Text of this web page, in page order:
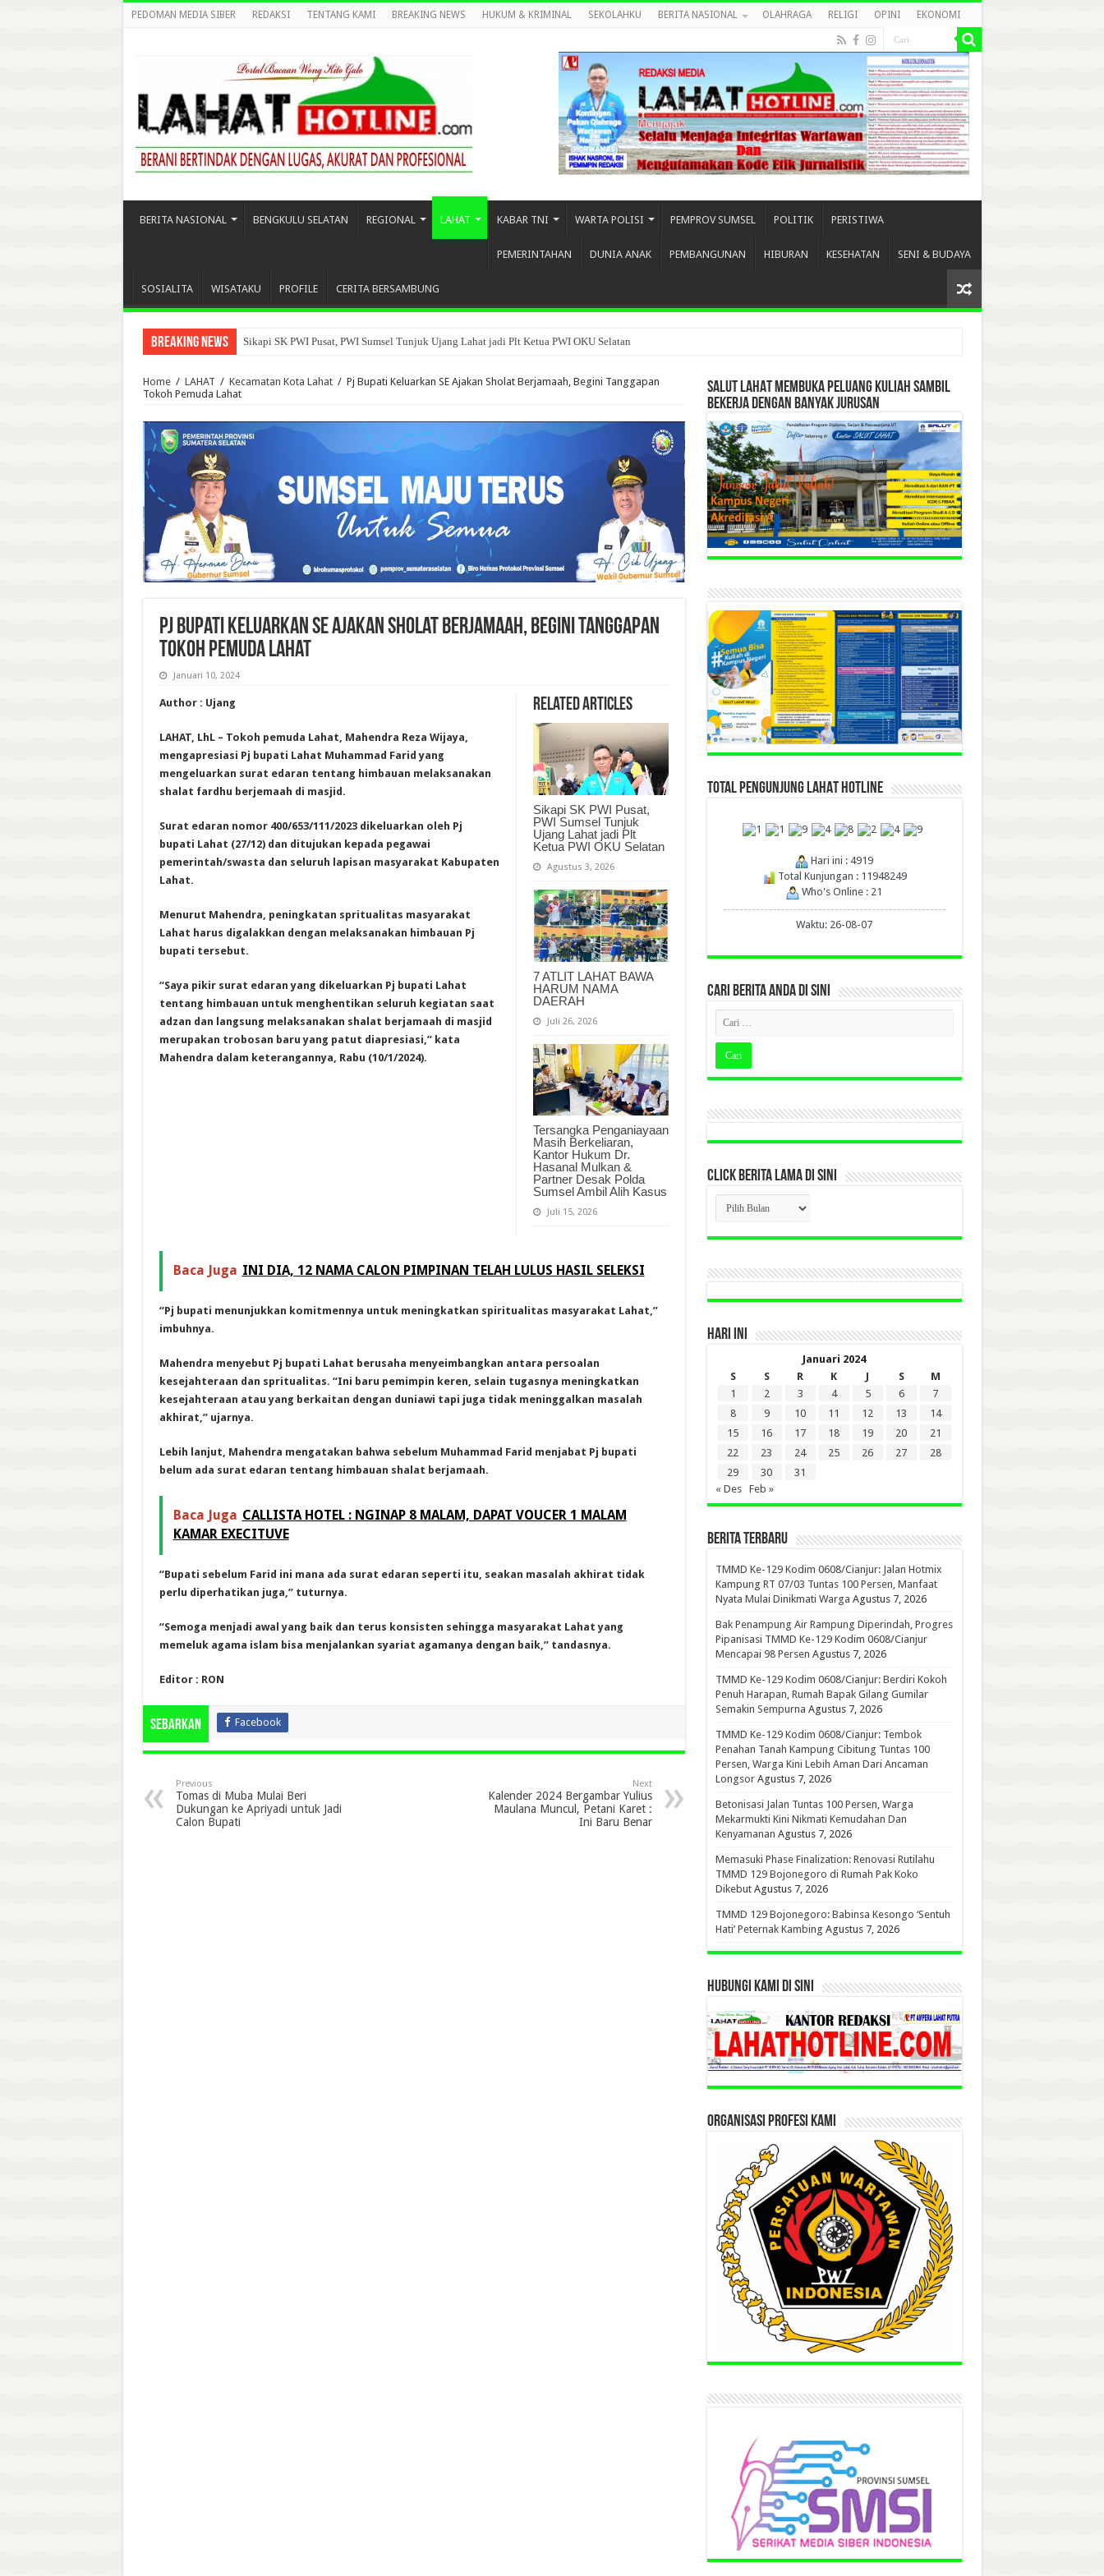
PEDOMAN MEDIA SIBER REDAKSI TENTANG KAMI BREAKING NEWS HUKUM & KRIMINAL SEKOLAHKU BERITA NASIONAL OLAHRAGA RELIGI OPINI EKONOMI
BERITA NASIONAL BENGKULU SELATAN REGIONAL LAHAT KABAR TNI WARTA POLISI PEMPROV SUMSEL POLITIK PERISTIWA
PEMERINTAHAN DUNIA ANAK PEMBANGUNAN HIBURAN KESEHATAN SENI & BUDAYA
SOSIALITA WISATAKU PROFILE CERITA BERSAMBUNG
Breaking News Sikapi SK PWI Pusat, PWI Sumsel Tunjuk Ujang Lahat jadi Plt Ketua PWI OKU Selatan
Home / LAHAT / Kecamatan Kota Lahat / Pj Bupati Keluarkan SE Ajakan Sholat Berjamaah, Begini Tanggapan
Tokoh Pemuda Lahat
Pj Bupati Keluarkan SE Ajakan Sholat Berjamaah, Begini Tanggapan
Tokoh Pemuda Lahat
Januari 10, 2024
Related Articles
Sikapi SK PWI Pusat,
PWI Sumsel Tunjuk
Ujang Lahat jadi Plt
Ketua PWI OKU Selatan
Agustus 3, 2026
7 ATLIT LAHAT BAWA
HARUM NAMA
DAERAH
Juli 26, 2026
Tersangka Penganiayaan
Masih Berkeliaran,
Kantor Hukum Dr.
Hasanal Mulkan &
Partner Desak Polda
Sumsel Ambil Alih Kasus
Juli 15, 2026
Author : Ujang
LAHAT, LhL – Tokoh pemuda Lahat, Mahendra Reza Wijaya,
mengapresiasi Pj bupati Lahat Muhammad Farid yang
mengeluarkan surat edaran tentang himbauan melaksanakan
shalat fardhu berjemaah di masjid.
Surat edaran nomor 400/653/111/2023 dikeluarkan oleh Pj
bupati Lahat (27/12) dan ditujukan kepada pegawai
pemerintah/swasta dan seluruh lapisan masyarakat Kabupaten
Lahat.
Menurut Mahendra, peningkatan spritualitas masyarakat
Lahat harus digalakkan dengan melaksanakan himbauan Pj
bupati tersebut.
“Saya pikir surat edaran yang dikeluarkan Pj bupati Lahat
tentang himbauan untuk menghentikan seluruh kegiatan saat
adzan dan langsung melaksanakan shalat berjamaah di masjid
merupakan trobosan baru yang patut diapresiasi,” kata
Mahendra dalam keterangannya, Rabu (10/1/2024).
Baca Juga INI DIA, 12 NAMA CALON PIMPINAN TELAH LULUS HASIL SELEKSI
“Pj bupati menunjukkan komitmennya untuk meningkatkan spiritualitas masyarakat Lahat,”
imbuhnya.
Mahendra menyebut Pj bupati Lahat berusaha menyeimbangkan antara persoalan
kesejahteraan dan spritualitas. “Ini baru pemimpin keren, selain tugasnya meningkatkan
kesejahteraan atau yang berkaitan dengan duniawi tapi juga tidak meninggalkan masalah
akhirat,” ujarnya.
Lebih lanjut, Mahendra mengatakan bahwa sebelum Muhammad Farid menjabat Pj bupati
belum ada surat edaran tentang himbauan shalat berjamaah.
Baca Juga CALLISTA HOTEL : NGINAP 8 MALAM, DAPAT VOUCER 1 MALAM
KAMAR EXECITUVE
“Bupati sebelum Farid ini mana ada surat edaran seperti itu, seakan masalah akhirat tidak
perlu diperhatikan juga,” tuturnya.
“Semoga menjadi awal yang baik dan terus konsisten sehingga masyarakat Lahat yang
memeluk agama islam bisa menjalankan syariat agamanya dengan baik,” tandasnya.
Editor : RON
Sebarkan Facebook
Previous
Tomas di Muba Mulai Beri
Dukungan ke Apriyadi untuk Jadi
Calon Bupati
Next
Kalender 2024 Bergambar Yulius
Maulana Muncul, Petani Karet :
Ini Baru Benar
SALUT LAHAT MEMBUKA PELUANG KULIAH SAMBIL
BEKERJA DENGAN BANYAK JURUSAN
TOTAL PENGUNJUNG LAHAT HOTLINE
Hari ini : 4919
Total Kunjungan : 11948249
Who's Online : 21
Waktu: 26-08-07
CARI BERITA ANDA DI SINI
CLICK BERITA LAMA DI SINI
CLICK
BERITA
LAMA
DI
HARI INI
Januari 2024
S
S R K J S
M
1
2 3 4 5 6
7
8
9 10 11 12 13
14
15
16 17 18 19 20
21
22
23 24 25 26 27
28
29
30
31
« Des
Feb »
BERITA TERBARU
TMMD Ke-129 Kodim 0608/Cianjur: Jalan Hotmix
Kampung RT 07/03 Tuntas 100 Persen, Manfaat
Nyata Mulai Dinikmati Warga Agustus 7, 2026
Bak Penampung Air Rampung Diperindah, Progres
Pipanisasi TMMD Ke-129 Kodim 0608/Cianjur
Mencapai 98 Persen Agustus 7, 2026
TMMD Ke-129 Kodim 0608/Cianjur: Berdiri Kokoh
Penuh Harapan, Rumah Bapak Gilang Gumilar
Semakin Sempurna Agustus 7, 2026
TMMD Ke-129 Kodim 0608/Cianjur: Tembok
Penahan Tanah Kampung Cibitung Tuntas 100
Persen, Warga Kini Lebih Aman Dari Ancaman
Longsor Agustus 7, 2026
Betonisasi Jalan Tuntas 100 Persen, Warga
Mekarmukti Kini Nikmati Kemudahan Dan
Kenyamanan Agustus 7, 2026
Memasuki Phase Finalization: Renovasi Rutilahu
TMMD 129 Bojonegoro di Rumah Pak Koko
Dikebut Agustus 7, 2026
TMMD 129 Bojonegoro: Babinsa Kesongo ‘Sentuh
Hati’ Peternak Kambing Agustus 7, 2026
HUBUNGI KAMI DI SINI
ORGANISASI PROFESI KAMI